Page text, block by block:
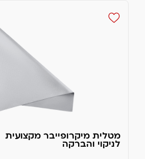
מטלית מיקרופייבר מקצועית
לניקוי והברקה